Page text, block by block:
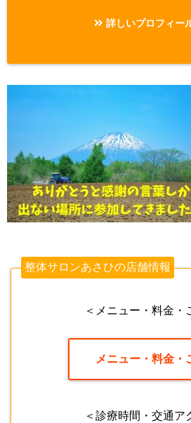
詳しいプロフィー
整体サロンあさひの店舗情報
＜メニュー・料金・
メニュー・料金・
＜診療時間・交通ア